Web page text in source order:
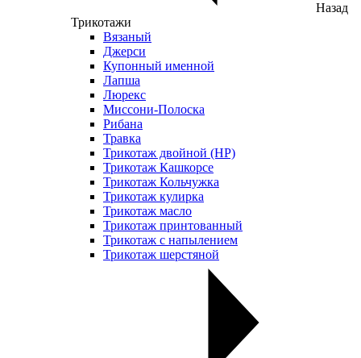
Назад
Трикотажи
Вязаный
Джерси
Купонный именной
Лапша
Люрекс
Миссони-Полоска
Рибана
Травка
Трикотаж двойной (НР)
Трикотаж Кашкорсе
Трикотаж Кольчужка
Трикотаж кулирка
Трикотаж масло
Трикотаж принтованный
Трикотаж с напылением
Трикотаж шерстяной